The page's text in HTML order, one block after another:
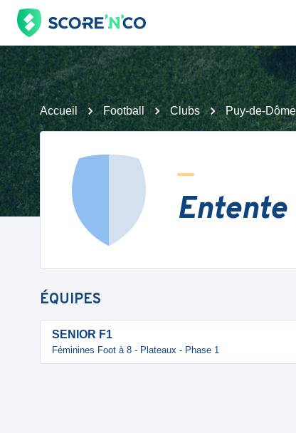
Accueil Football Clubs Puy-de-Dôme
ÉQUIPES
SENIOR F1
Féminines Foot à 8 - Plateaux - Phase 1